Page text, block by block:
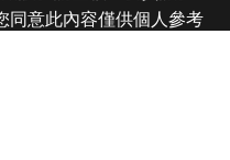
同意此內容僅供個人參考